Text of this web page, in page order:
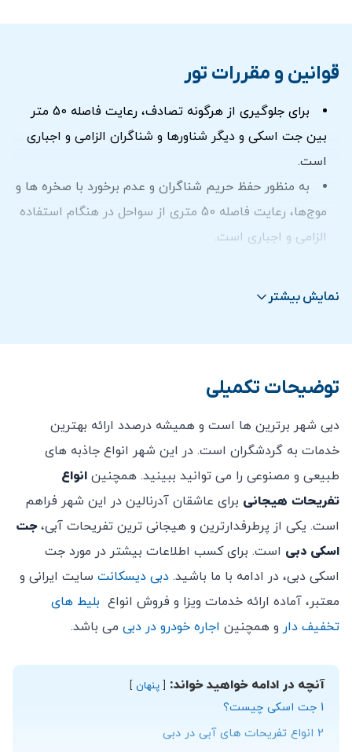
قوانین و مقررات تور
برای جلوگیری از هرگونه تصادف، رعایت فاصله 50 متر
بین جت اسکی و دیگر شناورها و شناگران الزامی و اجباری
است.
به منظور حفظ حریم شناگران و عدم برخورد با صخره ها و
موج‌ها، رعایت فاصله 50 متری از سواحل در هنگام استفاده
الزامی و اجباری است.
توسط مسئول مربوطه به شما توضیح داده می‌شود، الزامی
در صورت استفاده بیشتر از زمان تعیین شده مبلغ اضافه
در صورت عدم رعایت مقررات ایمنی و خطرناک بودن آن
مسئولیت هرگونه حادثه جانبی و مالی بر عهده مشتری می
باشد.
در صورت بدی آب و هوا و یا خطرات احتمالی دیگر مجری
می تواند برنامه رزرو شده را کنسل نماید که در این صورت
مبلغ به حساب کاربر عودت داده خواهد شد.
امکان کنسلی بلیط خریداری شده پس از خرید وجود ندارد.
نمایش بیشتر
توضیحات تکمیلی
دبی شهر برترین ها است و همیشه درصدد ارائه بهترین
خدمات به گردشگران است. در این شهر انواع جاذبه های
طبیعی و مصنوعی را می توانید ببینید. همچنین انواع
تفریحات هیجانی برای عاشقان آدرنالین در این شهر فراهم
است. یکی از پرطرفدارترین و هیجانی ترین تفریحات آبی،جت
اسکی دبی است. برای کسب اطلاعات بیشتر در مورد جت
اسکی دبی، در ادامه با ما باشید. دبی دیسکانت سایت ایرانی و
معتبر، آماده ارائه خدمات ویزا و فروش انواع بلیط های
تخفیف دار و همچنین اجاره خودرو در دبی می باشد.
آنچه در ادامه خواهید خواند: پنهان
1 جت اسکی چیست؟
2 انواع تفریحات های آبی در دبی